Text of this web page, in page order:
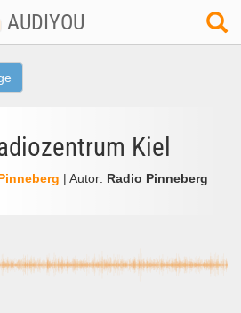
AUDIYOU
Kiel
| Autor: Radio Pinneberg